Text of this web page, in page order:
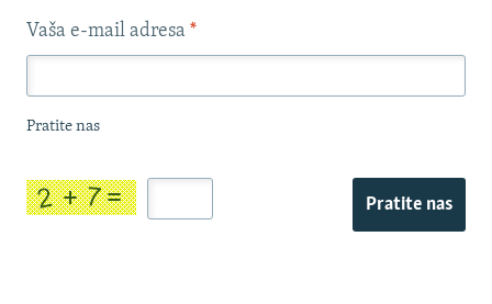
Vaša e-mail adresa *
Pratite nas
Pratite nas